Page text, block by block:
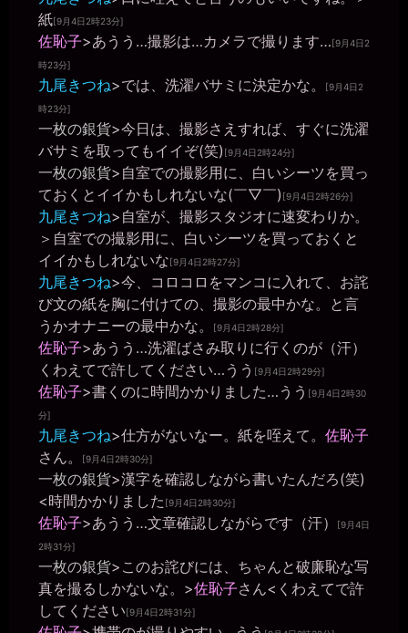
紙[9月4日2時23分]
佐恥子>あうう…撮影は…カメラで撮ります…[9月4日2
時23分]
九尾きつね>では、洗濯バサミに決定かな。
[9月4日2
時23分]
一枚の銀貨>今日は、撮影さえすれば、すぐに洗濯
バサミを取ってもイイぞ(笑) [9月4日2時24分]
一枚の銀貨>自室での撮影用に、白いシーツを買っ
ておくとイイかもしれないな(￣▽￣) [9月4日2時26分]
九尾きつね>自室が、撮影スタジオに速変わりか。
＞自室での撮影用に、白いシーツを買っておくと
イイかもしれないな[9月4日2時27分]
九尾きつね>今、コロコロをマンコに入れて、お詫
び文の紙を胸に付けての、撮影の最中かな。と言
うかオナニーの最中かな。
[9月4日2時28分]
佐恥子>あうう…洗濯ばさみ取りに行くのが（汗）
くわえてで許してください…うう [9月4日2時29分]
佐恥子>書くのに時間かかりました…うう [9月4日2時30
分]
九尾きつね>仕方がないなー。紙を咥えて。 佐恥子
さん。
[9月4日2時30分]
一枚の銀貨>漢字を確認しながら書いたんだろ(笑)
<時間かかりました [9月4日2時30分]
佐恥子>あうう…文章確認しながらです（汗）
[9月4日
2時31分]
一枚の銀貨>このお詫びには、ちゃんと破廉恥な写
真を撮るしかないな。>佐恥子さん<くわえてで許
してください[9月4日2時31分]
家に人が居ないときなら、本物の便器に土下座して使ってることを
謝っておけ。
miiki0119
2026年6月28日 - 20:15
うう。。今度家に私一人の時にトイレの便器に土下座して謝罪しま
一枚の銀貨
2026年6月28日 - 20:17
そういや、ゼミの人たちに呼び出されたときなんかのトイレはどう
してるんだ？ 一応は、部屋のを使わせてもらってるのか？
miiki0119
2026年6月28日 - 20:19
男子トイレや外で使っていただいている時はオシッコは垂れ流しで
す。。建物の中の時とかはご迷惑をおかけしないようにトイレを使
わせていただいています。。大はトイレです。。
一枚の銀貨
2026年6月28日 - 20:20
それなら、トイレを使わせてもらえる時には、皆にも便器に土下座
する姿くらいは見せてやれ。
miiki0119
2026年6月28日 - 20:21
うう。。でも女子トイレに男性が入るのは何かあった時問題になっ
ちゃいます。。
一枚の銀貨
2026年6月28日 - 20:21
みんなに馬鹿にしてもらえるよう、「便器様、肉便器の私が使うこ
とをお許し下さい。」とか言いながら。
一枚の銀貨
2026年6月28日 - 20:22
ああ、そうか。じゃあ、女子トイレに入る前に皆に「肉便器のくせ
に、人間様のトイレを使わせていただき、ありがとうございます」
とお礼を言うんだぞ。
miiki0119
2026年6月28日 - 20:23